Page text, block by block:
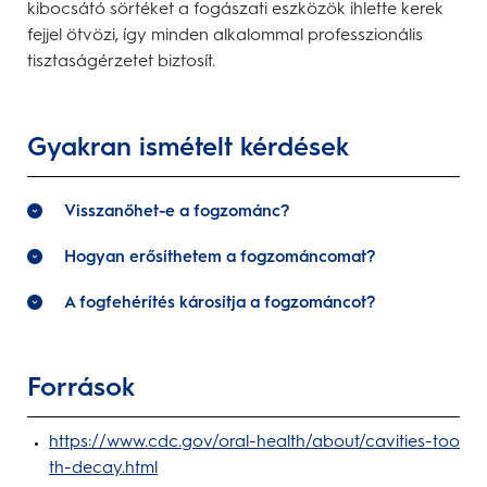
kibocsátó sörtéket a fogászati eszközök ihlette kerek
fejjel ötvözi, így minden alkalommal professzionális
tisztaságérzetet biztosít.
Gyakran ismételt kérdések
Visszanőhet-e a fogzománc?
Hogyan erősíthetem a fogzománcomat?
A fogfehérítés károsítja a fogzománcot?
Források
https://www.cdc.gov/oral-health/about/cavities-too
th-decay.html